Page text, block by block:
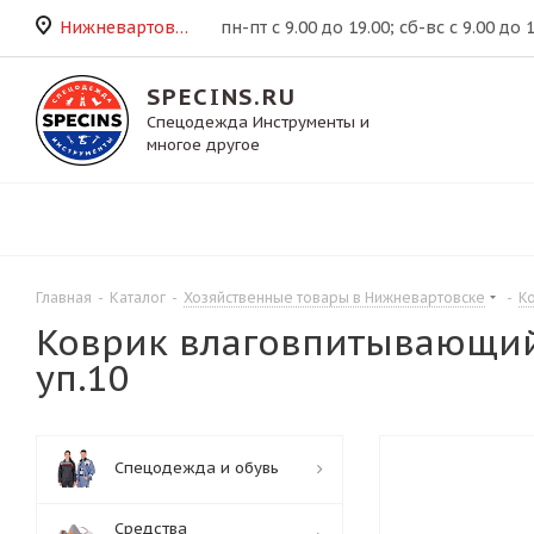
Нижневартовск пн-пт с 9.00 до 19.00; сб-вс с 9.00 до
SPECINS.RU
Спецодежда Инструменты и
многое другое
Главная - Каталог - Хозяйственные товары в Нижневартовске -
Коврик
уп.10
Спецодежда и обувь
Средства